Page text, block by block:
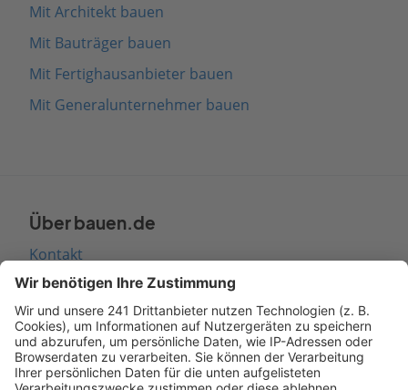
Mit Architekt bauen
Mit Bauträger bauen
Mit Fertighausanbieter bauen
Mit Generalunternehmer bauen
Über bauen.de
Kontakt
Seitenaufbau
Barrierefreiheit
Cookie Einstellungen